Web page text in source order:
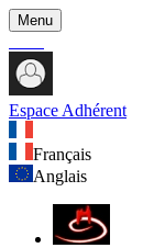
Menu
Espace Adhérent
Français
Anglais